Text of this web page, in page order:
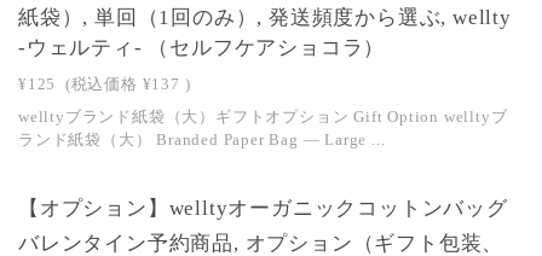
紙袋）, 単回（1回のみ）, 発送頻度から選ぶ, wellty
-ウェルティ- （セルフケアショコラ）
¥125 (税込価格 ¥137 )
welltyブランド紙袋（大）ギフトオプション Gift Option welltyブ
ランド紙袋（大） Branded Paper Bag — Large ...
【オプション】welltyオーガニックコットンバッグ
バレンタイン予約商品, オプション（ギフト包装、